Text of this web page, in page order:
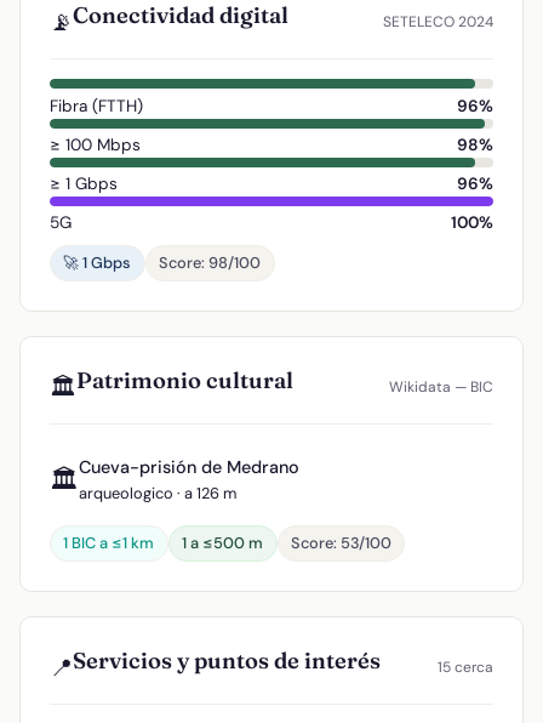
📡Conectividad digital SETELECO 2024
Fibra (FTTH)
96%
≥ 100 Mbps
98%
≥ 1 Gbps
96%
5G
100%
🚀 1 Gbps
Score: 98/100
🏛️Patrimonio cultural Wikidata — BIC
🏛️Cueva-prisión de Medrano
arqueologico · a 126 m
1 BIC a ≤1 km 1 a ≤500 m Score: 53/100
📍Servicios y puntos de interés 15 cerca